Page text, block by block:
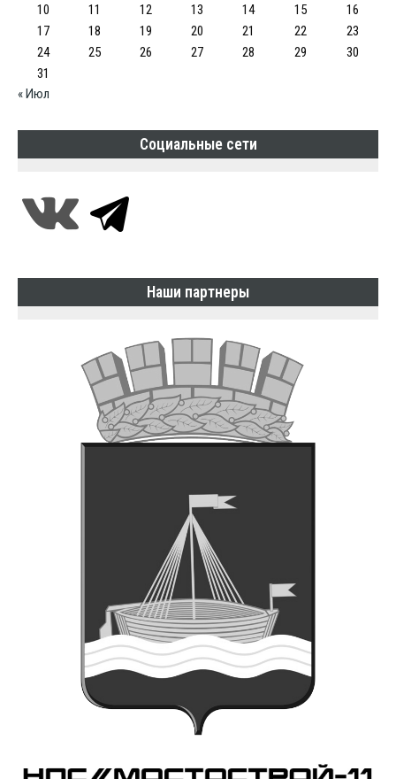
10
11 12 13 14 15
16
17
18 19 20 21 22
23
24
25 26 27 28 29
30
31
« Июл
Социальные сети
Наши партнеры